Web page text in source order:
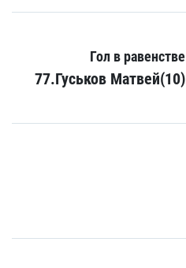
Гол в равенстве
77.Гуськов Матвей(10)